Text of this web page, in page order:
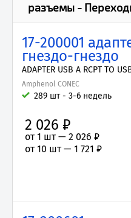
разъемы -
17-200001
гнездо-гнездо
ADAPTER USB A RCPT TO
Amphenol CONEC
289 шт - 3-6 недель
2 026 ₽
от 1 шт — 2 026 ₽
от 10 шт — 1 721 ₽